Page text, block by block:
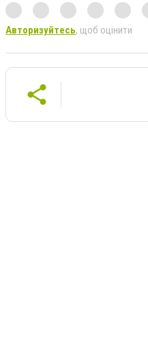
Авторизуйтесь, щоб оцінити